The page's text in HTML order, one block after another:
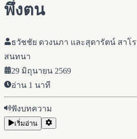
พึ่งตน
ธวัชชัย ดวงนภา และสุดารัตน์ สาโร
สนทนา
29 มิถุนายน 2569
อ่าน 1 นาที
ฟังบทความ
เริ่มอ่าน